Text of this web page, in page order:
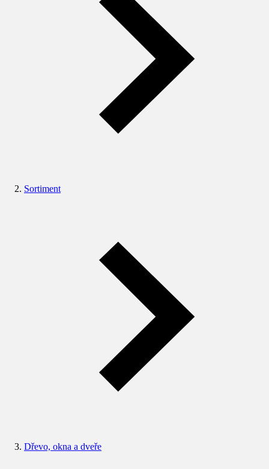
Sortiment
Dřevo, okna a dveře